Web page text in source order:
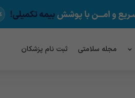
مجله سلامتی ثبت نام پزشکان